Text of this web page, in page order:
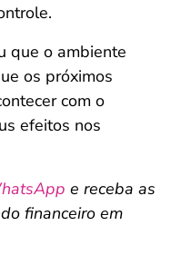
que o ambiente
os próximos
com o
efeitos nos
e receba as
financeiro em